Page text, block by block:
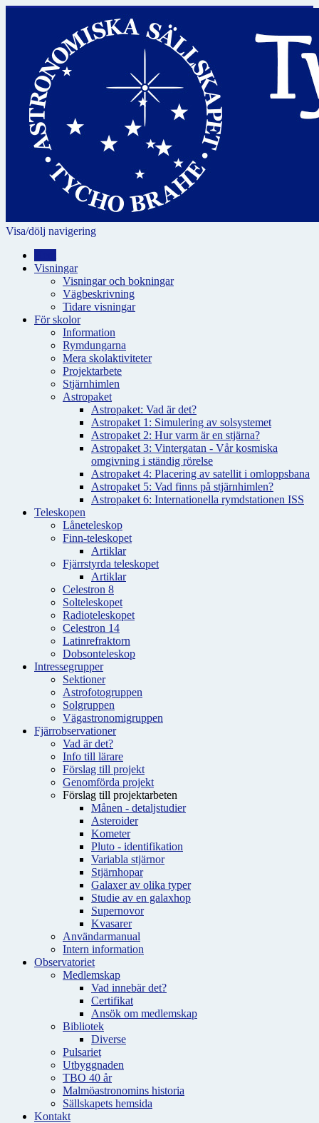
Visa/dölj navigering
Visningar
Visningar och bokningar
Vägbeskrivning
Tidare visningar
För skolor
Information
Rymdungarna
Mera skolaktiviteter
Projektarbete
Stjärnhimlen
Astropaket
Astropaket: Vad är det?
Astropaket 1: Simulering av solsystemet
Astropaket 2: Hur varm är en stjärna?
Astropaket 3: Vintergatan - Vår kosmiska
omgivning i ständig rörelse
Astropaket 4: Placering av satellit i omloppsbana
Astropaket 5: Vad finns på stjärnhimlen?
Astropaket 6: Internationella rymdstationen ISS
Teleskopen
Låneteleskop
Finn-teleskopet
Artiklar
Fjärrstyrda teleskopet
Artiklar
Celestron 8
Solteleskopet
Radioteleskopet
Celestron 14
Latinrefraktorn
Dobsonteleskop
Intressegrupper
Sektioner
Astrofotogruppen
Solgruppen
Vägastronomigruppen
Fjärrobservationer
Vad är det?
Info till lärare
Förslag till projekt
Genomförda projekt
Förslag till projektarbeten
Månen - detaljstudier
Asteroider
Kometer
Pluto - identifikation
Variabla stjärnor
Stjärnhopar
Galaxer av olika typer
Studie av en galaxhop
Supernovor
Kvasarer
Användarmanual
Intern information
Observatoriet
Medlemskap
Vad innebär det?
Certifikat
Ansök om medlemskap
Bibliotek
Diverse
Pulsariet
Utbyggnaden
TBO 40 år
Malmöastronomins historia
Sällskapets hemsida
Kontakt